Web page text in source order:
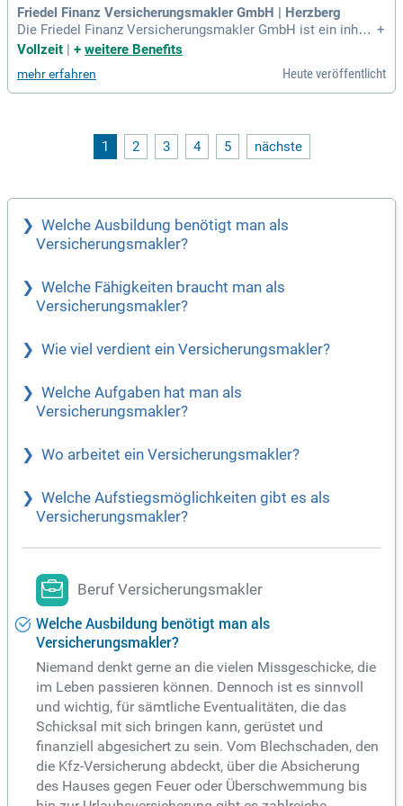
uns auf Ihre Bewerbung.
Friedel Finanz Versicherungsmakler GmbH | Herzberg
Die Friedel Finanz Versicherungsmakler GmbH ist ein inhab
ergeführter Anbieter für maßgeschneiderte Finanz- und Vers
ung und der Schaffung langfristiger Kundenbeziehungen. Dur
ch unsere Expertise entwickeln wir Konzepte, die genau auf
chlüsselwerte. Wir suchen engagierte Teammitglieder, die ih
re Kompetenzen in einem dynamischen Umfeld einbringen
+
Vollzeit | + weitere Benefits
mehr erfahren Heute veröffentlicht
1 2 3 4 5 nächste
Welche Ausbildung benötigt man als
Versicherungsmakler?
Welche Fähigkeiten braucht man als
Versicherungsmakler?
Wie viel verdient ein Versicherungsmakler?
Welche Aufgaben hat man als
Versicherungsmakler?
Wo arbeitet ein Versicherungsmakler?
Welche Aufstiegsmöglichkeiten gibt es als
Versicherungsmakler?
Beruf Versicherungsmakler
Welche Ausbildung benötigt man als
Versicherungsmakler?
Niemand denkt gerne an die vielen Missgeschicke, die
im Leben passieren können. Dennoch ist es sinnvoll
und wichtig, für sämtliche Eventualitäten, die das
Schicksal mit sich bringen kann, gerüstet und
finanziell abgesichert zu sein. Vom Blechschaden, den
die Kfz-Versicherung abdeckt, über die Absicherung
des Hauses gegen Feuer oder Überschwemmung bis